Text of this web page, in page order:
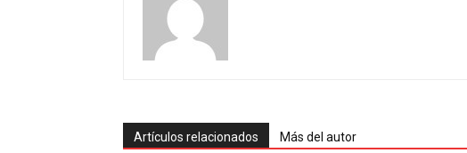
Artículos relacionados Más del autor